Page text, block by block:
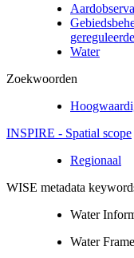
Water
Zoekwoorden
INSPIRE - Spatial scope
Regionaal
WISE metadata
Water
Water